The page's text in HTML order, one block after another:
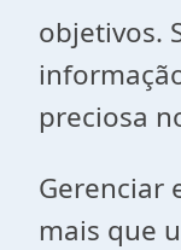
objetivos.
preciosa
Gerenciar
mais que